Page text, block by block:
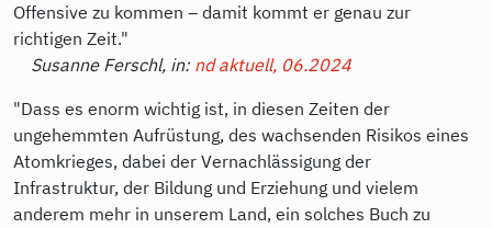
Offensive zu kommen – damit kommt er genau zur
richtigen Zeit."
Susanne Ferschl, in: nd aktuell, 06.2024
"Dass es enorm wichtig ist, in diesen Zeiten der
ungehemmten Aufrüstung, des wachsenden Risikos eines
Atomkrieges, dabei der Vernachlässigung der
Infrastruktur, der Bildung und Erziehung und vielem
anderem mehr in unserem Land, ein solches Buch zu